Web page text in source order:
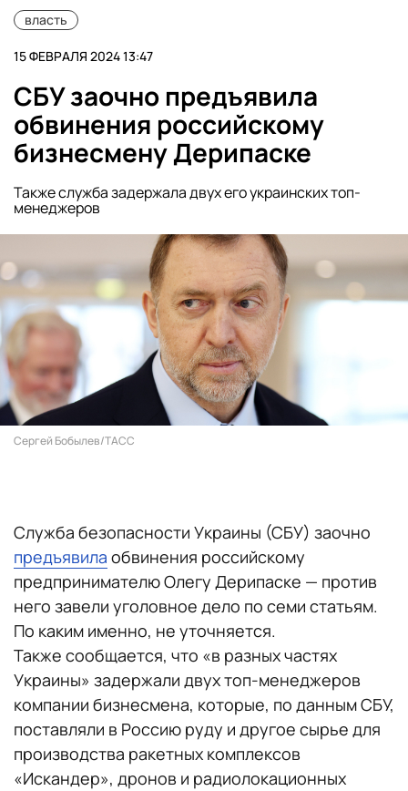
власть
15 ФЕВРАЛЯ 2024 13:47
СБУ заочно предъявила
обвинения российскому
бизнесмену Дерипаске
Также служба задержала двух его украинских топ-
менеджеров
Сергей Бобылев/ТАСС
Служба безопасности Украины (СБУ) заочно
предъявила обвинения российскому
предпринимателю Олегу Дерипаске — против
него завели уголовное дело по семи статьям.
По каким именно, не уточняется.
Также сообщается, что «в разных частях
Украины» задержали двух топ-менеджеров
компании бизнесмена, которые, по данным СБУ,
поставляли в Россию руду и другое сырье для
производства ракетных комплексов
«Искандер», дронов и радиолокационных